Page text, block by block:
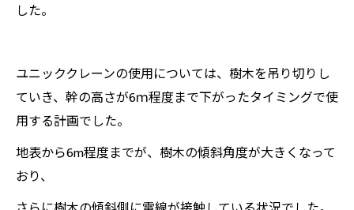
した。
ユニッククレーンの使用については、樹木を吊り切りし
ていき、幹の高さが6ｍ程度まで下がったタイミングで使
用する計画でした。
地表から6m程度までが、樹木の傾斜角度が大きくなって
おり、